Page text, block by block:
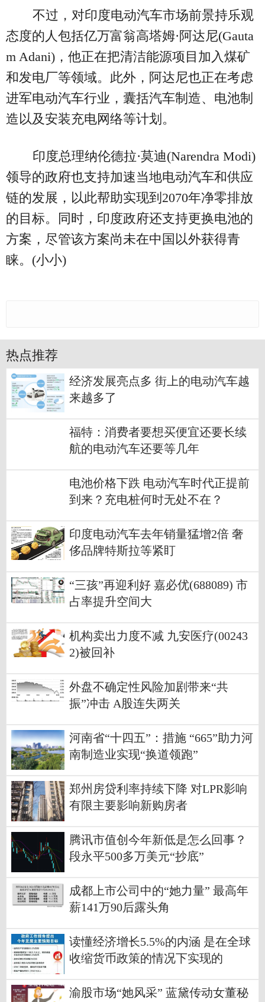
不过，对印度电动汽车市场前景持乐观
态度的人包括亿万富翁高塔姆·阿达尼(Gauta
m Adani)，他正在把清洁能源项目加入煤矿
和发电厂等领域。此外，阿达尼也正在考虑
进军电动汽车行业，囊括汽车制造、电池制
造以及安装充电网络等计划。
印度总理纳伦德拉·莫迪(Narendra Modi)
领导的政府也支持加速当地电动汽车和供应
链的发展，以此帮助实现到2070年净零排放
的目标。同时，印度政府还支持更换电池的
方案，尽管该方案尚未在中国以外获得青
睐。(小小)
热点推荐
经济发展亮点多 街上的电动汽车越
来越多了
福特：消费者要想买便宜还要长续
航的电动汽车还要等几年
电池价格下跌 电动汽车时代正提前
到来？充电桩何时无处不在？
印度电动汽车去年销量猛增2倍 奢
侈品牌特斯拉等紧盯
“三孩”再迎利好 嘉必优(688089) 市
占率提升空间大
机构卖出力度不减 九安医疗(00243
2)被回补
外盘不确定性风险加剧带来“共
振”冲击 A股连失两关
河南省“十四五”：措施 “665”助力河
南制造业实现“换道领跑”
郑州房贷利率持续下降 对LPR影响
有限主要影响新购房者
腾讯市值创今年新低是怎么回事？
段永平500多万美元“抄底”
成都上市公司中的“她力量” 最高年
薪141万90后露头角
读懂经济增长5.5%的内涵 是在全球
收缩货币政策的情况下实现的
渝股市场“她风采” 蓝黛传动女董秘